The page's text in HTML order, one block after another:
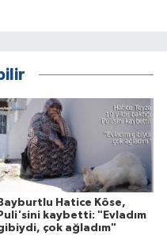
Bayburtlu Hatice Köse,
Puli'sini kaybetti: "Evladım
çok ağladım"